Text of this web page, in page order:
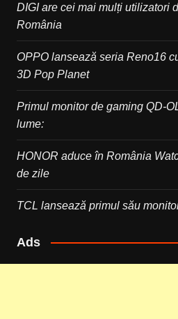
DIGI are cei mai mulți utilizatori
România
OPPO lansează seria Reno16
3D Pop Planet
Primul monitor de gaming QD-
lume:
HONOR aduce în România
de zile
TCL lansează primul său
Ads